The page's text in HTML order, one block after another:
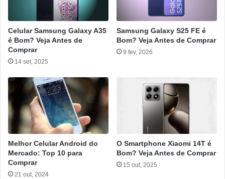
Celular Samsung Galaxy A35
é Bom? Veja Antes de
Comprar
14 set, 2025
Samsung Galaxy S25 FE é
Bom? Veja Antes de Comprar
9 fev, 2026
Melhor Celular Android do
Mercado: Top 10 para
Comprar
21 out, 2024
O Smartphone Xiaomi 14T é
Bom? Veja Antes de Comprar
15 out, 2025